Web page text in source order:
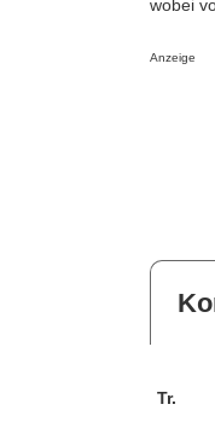
wobei
Anzeige
Tr.